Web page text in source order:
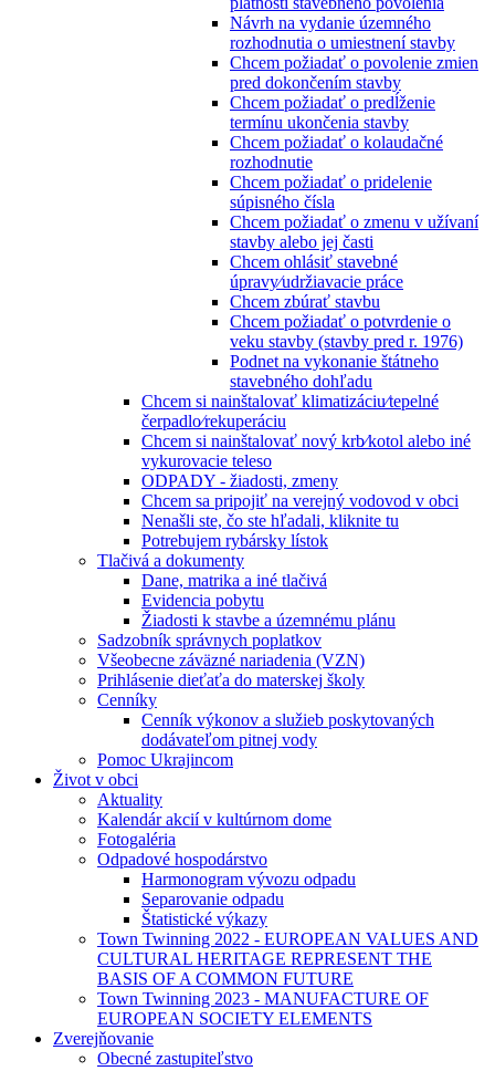
Návrh na vydanie územného
rozhodnutia o umiestnení stavby
Chcem požiadať o povolenie zmien
pred dokončením stavby
Chcem požiadať o predĺženie
termínu ukončenia stavby
Chcem požiadať o kolaudačné
rozhodnutie
Chcem požiadať o pridelenie
súpisného čísla
Chcem požiadať o zmenu v užívaní
stavby alebo jej časti
Chcem ohlásiť stavebné
úpravy⁄udržiavacie práce
Chcem zbúrať stavbu
Chcem požiadať o potvrdenie o
veku stavby (stavby pred r. 1976)
Podnet na vykonanie štátneho
stavebného dohľadu
Chcem si nainštalovať klimatizáciu⁄tepelné
čerpadlo⁄rekuperáciu
Chcem si nainštalovať nový krb⁄kotol alebo iné
vykurovacie teleso
ODPADY - žiadosti, zmeny
Chcem sa pripojiť na verejný vodovod v obci
Nenašli ste, čo ste hľadali, kliknite tu
Potrebujem rybársky lístok
Tlačivá a dokumenty
Dane, matrika a iné tlačivá
Evidencia pobytu
Žiadosti k stavbe a územnému plánu
Sadzobník správnych poplatkov
Všeobecne záväzné nariadenia (VZN)
Prihlásenie dieťaťa do materskej školy
Cenníky
Cenník výkonov a služieb poskytovaných
dodávateľom pitnej vody
Pomoc Ukrajincom
Život v obci
Aktuality
Kalendár akcií v kultúrnom dome
Fotogaléria
Odpadové hospodárstvo
Harmonogram vývozu odpadu
Separovanie odpadu
Štatistické výkazy
Town Twinning 2022 - EUROPEAN VALUES AND
CULTURAL HERITAGE REPRESENT THE
BASIS OF A COMMON FUTURE
Town Twinning 2023 - MANUFACTURE OF
EUROPEAN SOCIETY ELEMENTS
Zverejňovanie
Obecné zastupiteľstvo